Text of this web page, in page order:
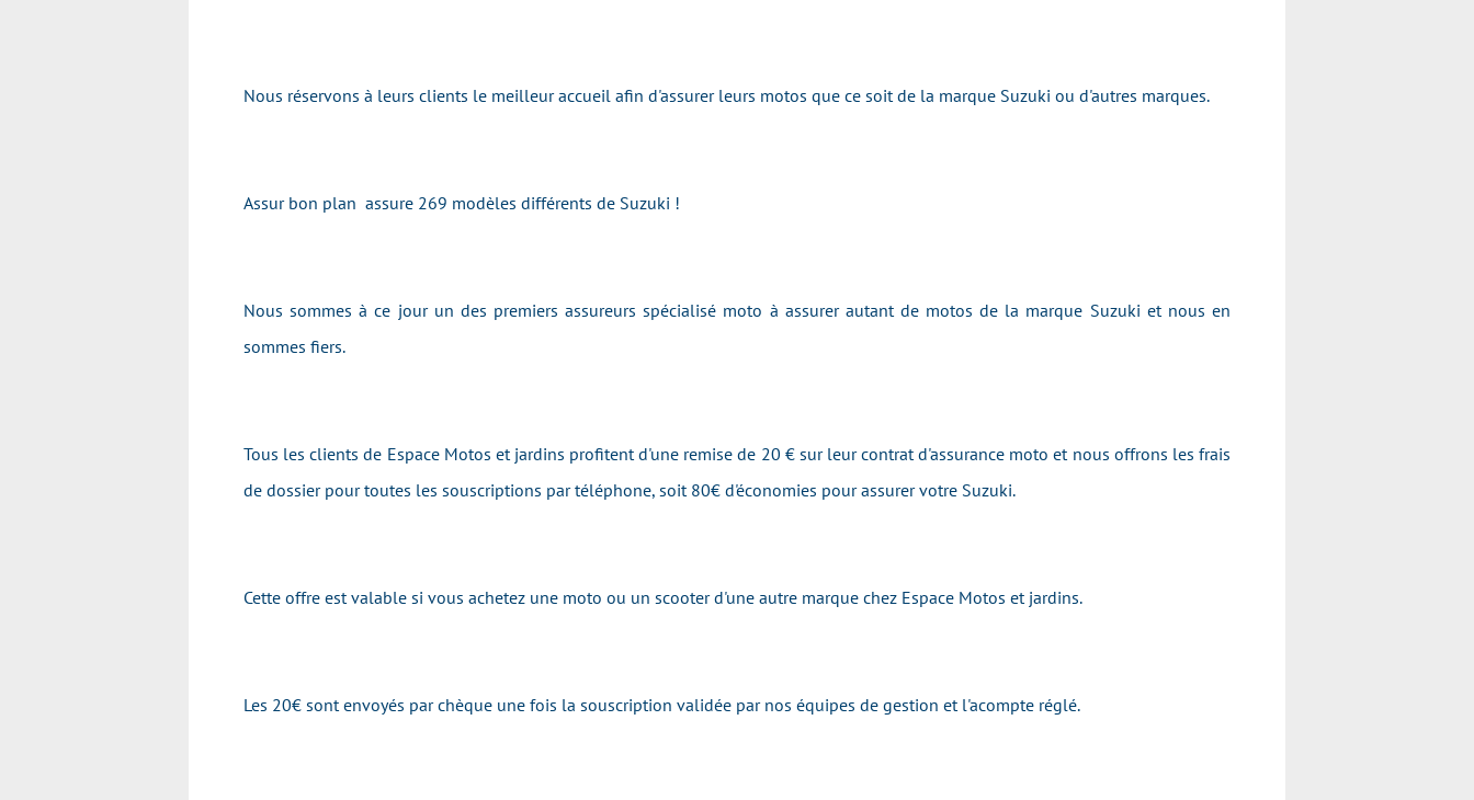
Nous réservons à leurs clients le meilleur accueil afin d'assurer leurs motos que ce soit de la marque Suzuki ou d'autres marques.
Assur bon plan assure 269 modèles différents de Suzuki !
Nous sommes à ce jour un des premiers assureurs spécialisé moto à assurer autant de motos de la marque Suzuki et nous en
sommes fiers.
Tous les clients de Espace Motos et jardins profitent d'une remise de 20 € sur leur contrat d'assurance moto et nous offrons les frais
de dossier pour toutes les souscriptions par téléphone, soit 80€ d'économies pour assurer votre Suzuki.
Cette offre est valable si vous achetez une moto ou un scooter d'une autre marque chez Espace Motos et jardins.
Les 20€ sont envoyés par chèque une fois la souscription validée par nos équipes de gestion et l'acompte réglé.